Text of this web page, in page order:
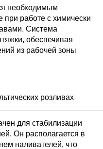
необходимым
работе с химически
Система
обеспечивая
из рабочей зоны
розливах
для стабилизации
Он располагается в
наливателей, что